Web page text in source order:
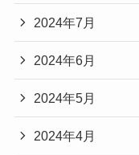
2024年7月
2024年6月
2024年5月
2024年4月